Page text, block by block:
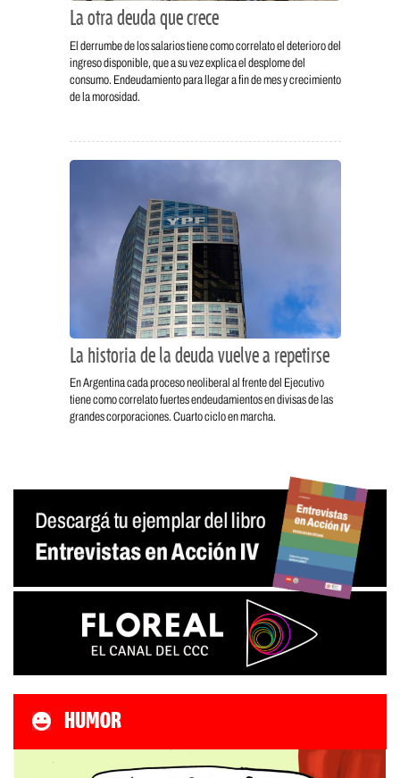
La otra deuda que crece
El derrumbe de los salarios tiene como correlato el deterioro del
ingreso disponible, que a su vez explica el desplome del
consumo. Endeudamiento para llegar a fin de mes y crecimiento
de la morosidad.
La historia de la deuda vuelve a repetirse
En Argentina cada proceso neoliberal al frente del Ejecutivo
tiene como correlato fuertes endeudamientos en divisas de las
grandes corporaciones. Cuarto ciclo en marcha.
HUMOR